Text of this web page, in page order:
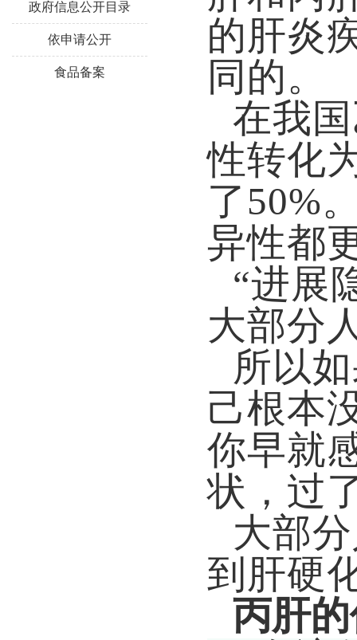
政府信息公开目录
依申请公开
食品备案
的肝炎
同的。
在我
性转化
了50%
异性都
“进展
大部分
所以
己根本
你早就
状，过
大部
到肝硬
丙肝